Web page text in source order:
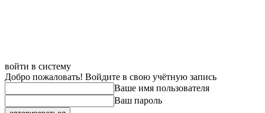
войти в систему
Добро пожаловать! Войдите в свою учётную запись
Ваше имя пользователя
Ваш пароль